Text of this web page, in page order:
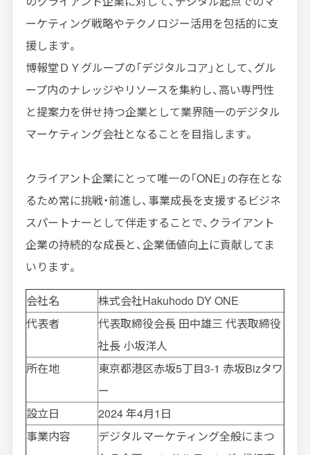
ーケティング戦略やテクノロジー活用を包括的に支
援します。
博報堂ＤＹグループの「デジタルコア」として、グル
ープ内のナレッジやリソースを集約し、高い専門性
と提案力を併せ持つ企業として業界随一のデジタル
マーケティング会社となることを目指します。
クライアント企業にとって唯一の「ONE 」の存在とな
るため常に挑戦・前進し、事業成長を支援するビジネ
スパートナーとして伴走することで、クライアント
企業の持続的な成長と、企業価値向上に貢献してま
いります。
会社名
株式会社Hakuhodo DY ONE
代表者
代表取締役会長 田中雄三 代表取締役
社長 小坂洋人
所在地
東京都港区赤坂5丁目3-1 赤坂Bizタワ
ー
設立日
2024 年4月1日
事業内容
デジタルマーケティング全般にまつ